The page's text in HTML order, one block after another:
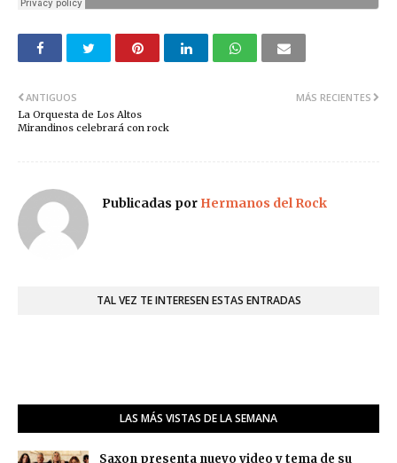
MÁS RECIENTES
ANTIGUOS
La Orquesta de Los Altos
Mirandinos celebrará con rock
Publicadas por Hermanos del Rock
TAL VEZ TE INTERESEN ESTAS ENTRADAS
LAS MÁS VISTAS DE LA SEMANA
Saxon presenta nuevo video y tema de su